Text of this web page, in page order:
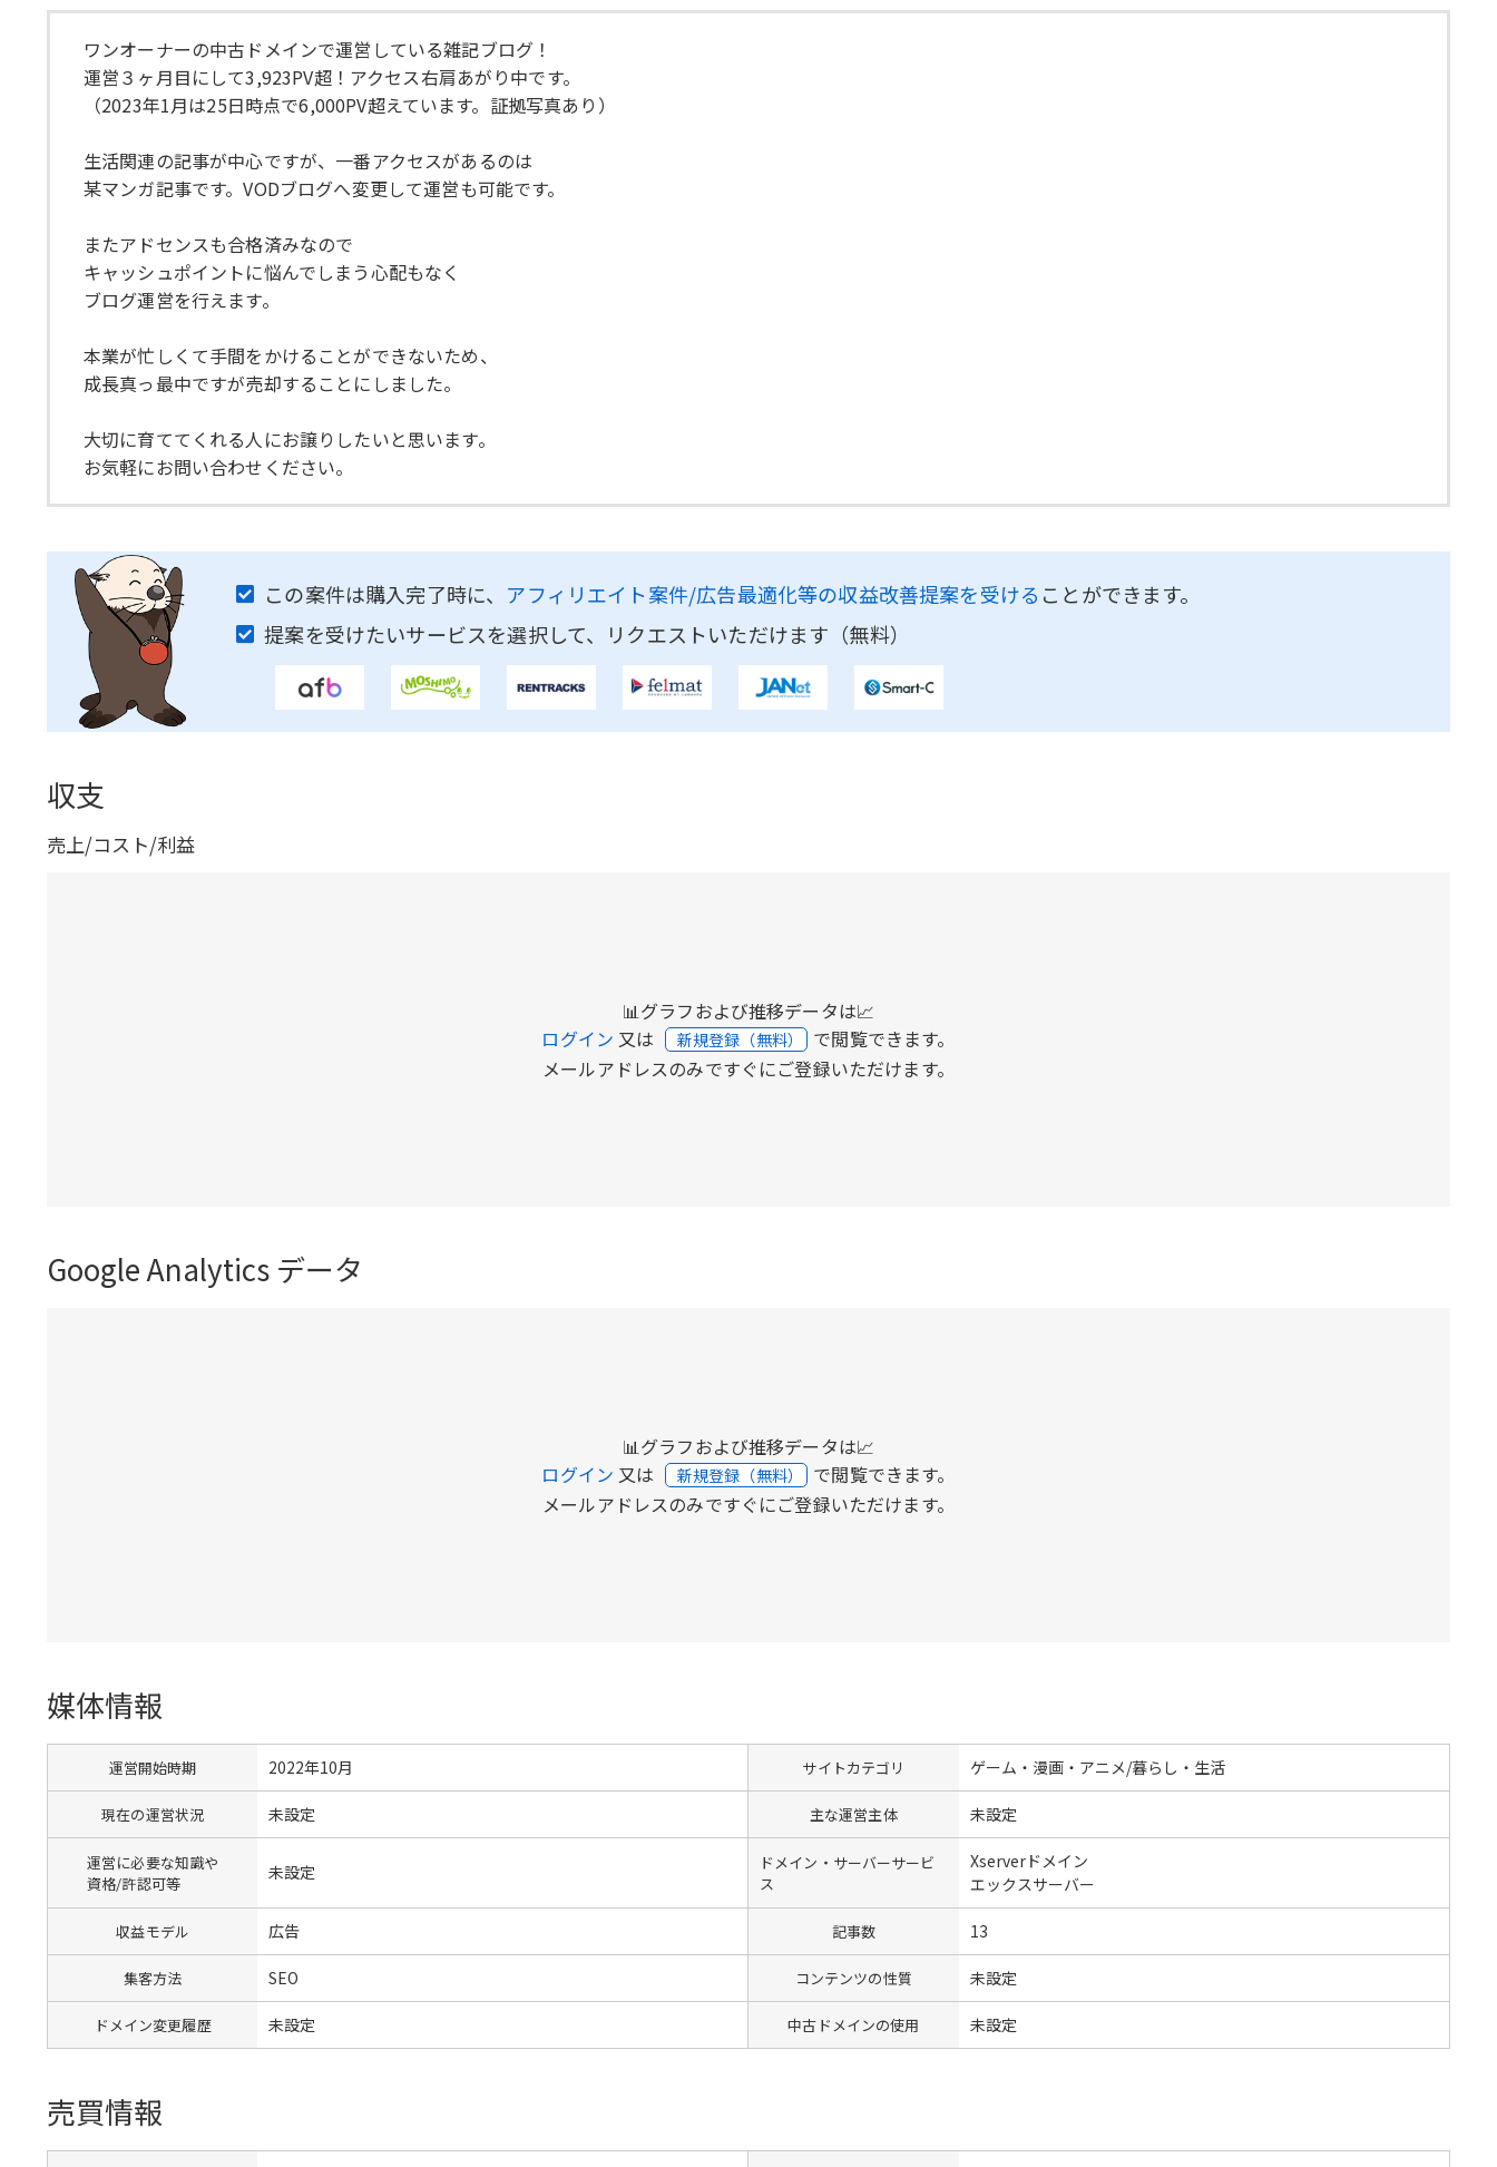
ワンオーナーの中古ドメインで運営している雑記ブログ！
運営３ヶ月目にして3,923PV超！アクセス右肩あがり中です。
（2023年1月は25日時点で6,000PV超えています。証拠写真あり）
生活関連の記事が中心ですが、一番アクセスがあるのは
某マンガ記事です。VODブログへ変更して運営も可能です。
またアドセンスも合格済みなので
キャッシュポイントに悩んでしまう心配もなく
ブログ運営を行えます。
本業が忙しくて手間をかけることができないため、
成長真っ最中ですが売却することにしました。
大切に育ててくれる人にお譲りしたいと思います。
お気軽にお問い合わせください。
この案件は購入完了時に、 アフィリエイト案件/広告最適化等の収益改善提案を受ける ことができます。
提案を受けたいサービスを選択して、リクエストいただけます（無料）
収支
売上/コスト/利益
📊グラフおよび推移データは📈
ログイン 又は 新規登録（無料） で閲覧できます。
メールアドレスのみですぐにご登録いただけます。
Google Analytics データ
📊グラフおよび推移データは📈
ログイン 又は 新規登録（無料） で閲覧できます。
メールアドレスのみですぐにご登録いただけます。
媒体情報
運営開始時期 2022年10月 サイトカテゴリ ゲーム・漫画・アニメ/暮らし・生活
現在の運営状況 未設定 主な運営主体 未設定
運営に必要な知識や
資格/許認可等
未設定
ドメイン・サーバーサービ
ス
Xserverドメイン
エックスサーバー
収益モデル 広告 記事数 13
集客方法 SEO コンテンツの性質 未設定
ドメイン変更履歴 未設定 中古ドメインの使用 未設定
売買情報